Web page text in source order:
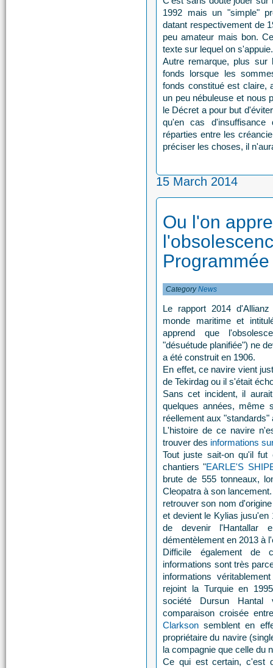
1992 mais un "simple"
datant respectivement de
peu amateur mais bon.
texte sur lequel on s'appuie.
Autre remarque, plus sur
fonds lorsque les
fonds constitué est claire,
un peu nébuleuse et nous
le Décret a pour but
qu'en cas
réparties entre les
préciser les choses, il
15 March 2014
Ou l'on
CategoryNews
Le rapport 2014
monde maritime et
apprend que
"désuétude planifiée") ne
a été construit en 1906.
En effet, ce navire vient
de Tekirdag ou il s'était
Sans cet incident, il
quelques années, même
réellement aux
L'histoire de ce navire
trouver des informations
Tout juste sait-on qu'il fut
chantiers "EARLE'S
brute de 555 tonneaux,
Cleopatra à son
retrouver son nom
et devient le Kylias jusu'en
de devenir l'Hantallar
démentèlement en 2013 à
Difficile également de
informations sont très
informations
rejoint la Turquie en
société Dursun Hantal
comparaison croisée
Clarkson semblent en
propriétaire du navire
la compagnie que celle du
Ce qui est certain, c'est